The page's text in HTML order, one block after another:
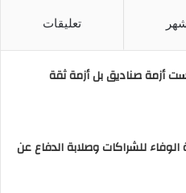
تعليقات
أزمة صناديق بل أزمة ثقة
للشراكات وصلابة الدفاع عن